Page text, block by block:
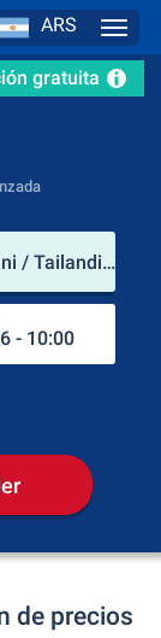
ARS
gratuita
Ko Samui (Provincia de Surat Thani / Tailandia)
de precios